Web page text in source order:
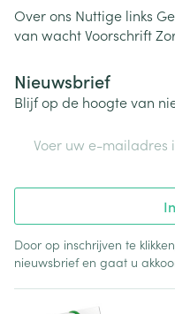
Over ons Nuttige links
van wachtVoorschrift
Nieuwsbrief
Blijf op de hoogte van
Door op inschrijven te
nieuwsbrief en gaat u